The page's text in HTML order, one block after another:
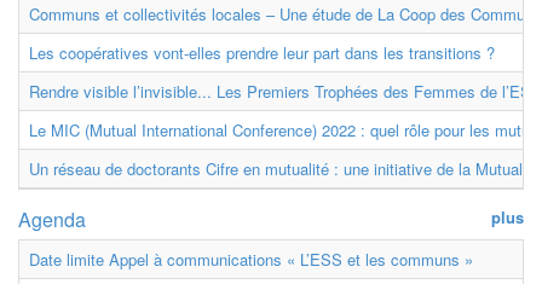
Communs et collectivités locales – Une étude de La Coop des
Les coopératives vont-elles prendre leur part dans les transitions ?
Rendre visible l’invisible... Les Premiers Trophées des Femmes de
Le MIC (Mutual International Conference) 2022 : quel rôle pour les
Un réseau de doctorants Cifre en mutualité : une initiative de la
plus
Agenda
Date limite Appel à communications « L’ESS et les communs »